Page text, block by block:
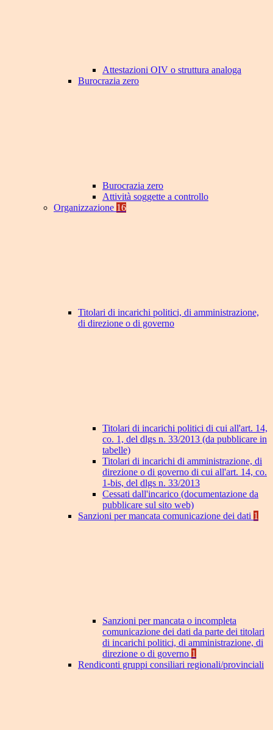
Attestazioni OIV o struttura analoga
Burocrazia zero
Burocrazia zero
Attività soggette a controllo
Organizzazione 16
Titolari di incarichi politici, di amministrazione,
di direzione o di governo
Titolari di incarichi politici di cui all'art. 14,
co. 1, del dlgs n. 33/2013 (da pubblicare in
tabelle)
Titolari di incarichi di amministrazione, di
direzione o di governo di cui all'art. 14, co.
1-bis, del dlgs n. 33/2013
Cessati dall'incarico (documentazione da
pubblicare sul sito web)
Sanzioni per mancata comunicazione dei dati 1
Sanzioni per mancata o incompleta
comunicazione dei dati da parte dei titolari
di incarichi politici, di amministrazione, di
direzione o di governo 1
Rendiconti gruppi consiliari regionali/provinciali